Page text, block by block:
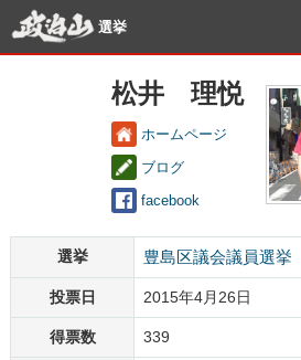
選挙
松井 理悦
ホームページ
ブログ
facebook
選挙 豊島区議会議員選挙
投票日 2015年4月26日
得票数 339